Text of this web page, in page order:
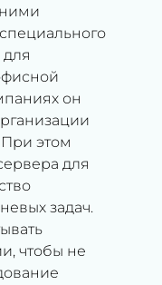
он
этом
для
задач.
чтобы не